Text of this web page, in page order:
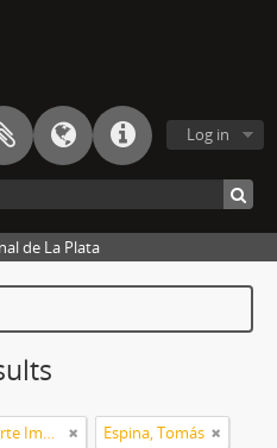
Log in
de La Plata
Colección de Publicaciones de Arte Impreso Espina, Tomás